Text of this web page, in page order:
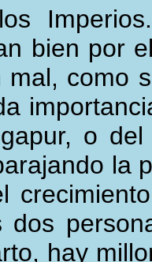
bien por
mal, como
o
la
dos
hay